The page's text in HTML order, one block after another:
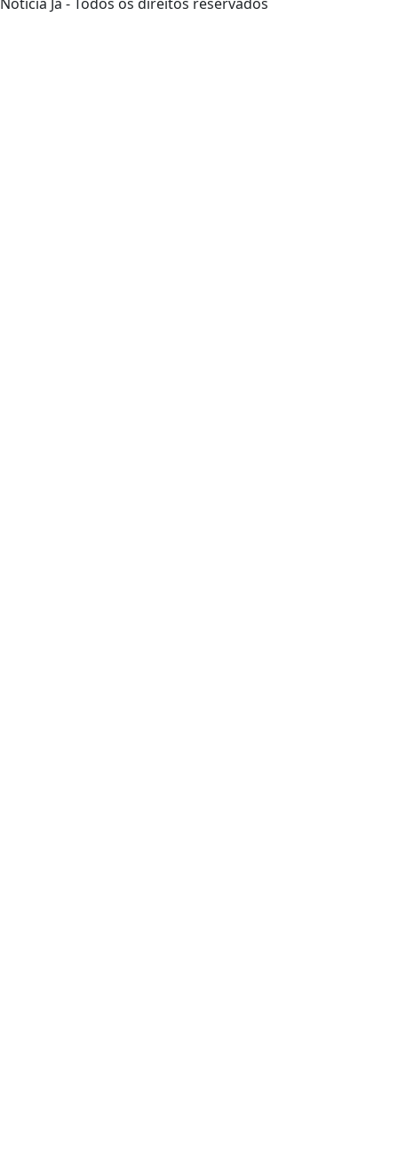
Notícia Já - Todos os direitos reservados